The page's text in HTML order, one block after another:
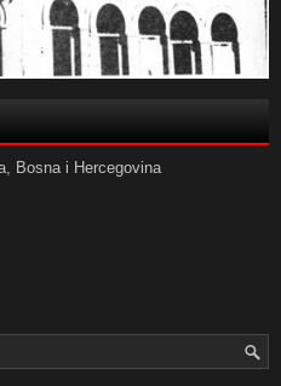
Bosna i Hercegovina